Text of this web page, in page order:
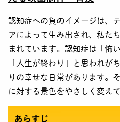
認知症への負のイメージは、
アによって生み出され、私た
まれています。認知症は「怖
「人生が終わり」と思われが
りの幸せな日常があります。
に対する景色をやさしく変え